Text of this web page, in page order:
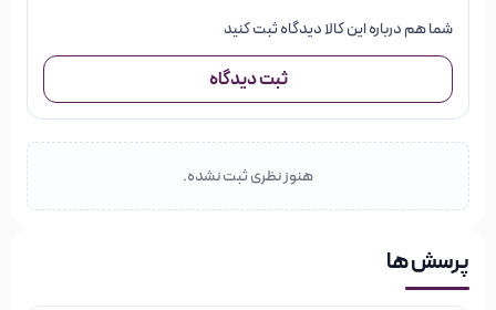
شما هم درباره این کالا دیدگاه ثبت کنید
ثبت دیدگاه
هنوز نظری ثبت نشده.
پرسش ها